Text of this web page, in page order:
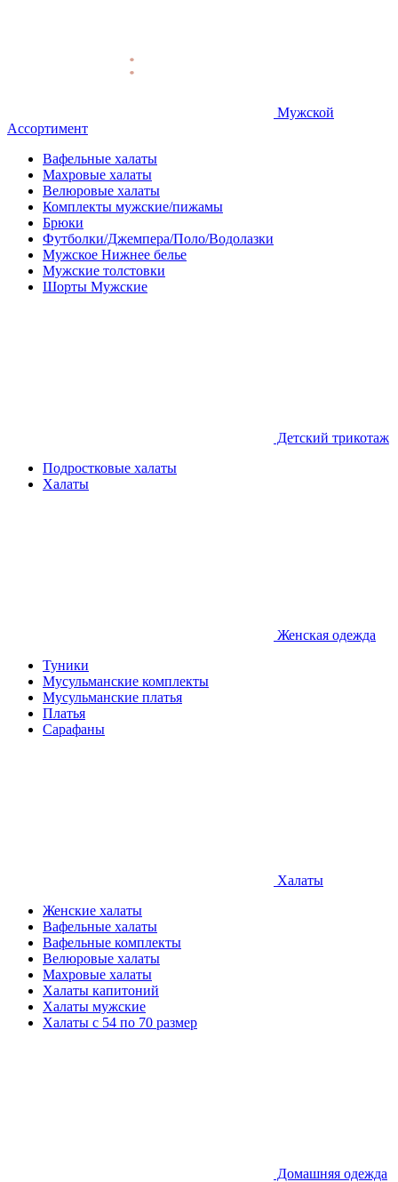
Мужской
Ассортимент
Вафельные халаты
Махровые халаты
Велюровые халаты
Комплекты мужские/пижамы
Брюки
Футболки/Джемпера/Поло/Водолазки
Мужское Нижнее белье
Мужские толстовки
Шорты Мужские
Детcкий трикотаж
Подростковые халаты
Халаты
Женская одежда
Туники
Мусульманские комплекты
Мусульманские платья
Платья
Сарафаны
Халаты
Женские халаты
Вафельные халаты
Вафельные комплекты
Велюровые халаты
Махровые халаты
Халаты капитоний
Халаты мужские
Халаты с 54 по 70 размер
Домашняя одежда